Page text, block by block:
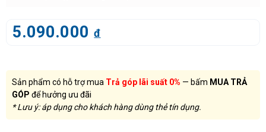
5.090.000 đ
Sản phẩm có hỗ trợ mua Trả góp lãi suất 0% — bấm MUA TRẢ
GÓP để hưởng ưu đãi
* Lưu ý: áp dụng cho khách hàng dùng thẻ tín dụng.